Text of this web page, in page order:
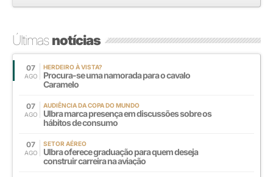
Últimasnotícias
07
AGO
HERDEIRO À VISTA?
Procura-se uma namorada para o cavalo
Caramelo
07
AGO
AUDIÊNCIA DA COPA DO MUNDO
Ulbra marca presença em discussões sobre os
hábitos de consumo
07
AGO
SETOR AÉREO
Ulbra oferece graduação para quem deseja
construir carreira na aviação